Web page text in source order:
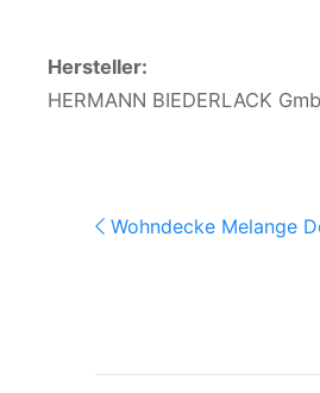
Hersteller:
HERMANN BIEDERLACK
Wohndecke Melange